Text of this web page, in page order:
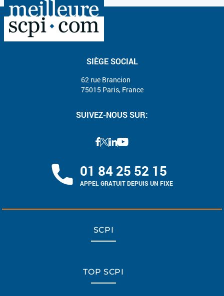
SIÈGE SOCIAL
62 rue Brancion
75015 Paris, France
SUIVEZ-NOUS SUR:
01 84 25 52 15
APPEL GRATUIT DEPUIS UN FIXE
SCPI
TOP SCPI